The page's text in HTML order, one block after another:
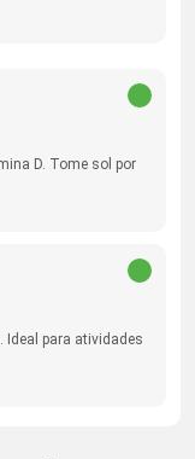
D. Tome sol por
Ideal para atividades